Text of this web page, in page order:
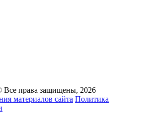
Все права защищены, 2026
материалов сайта Политика